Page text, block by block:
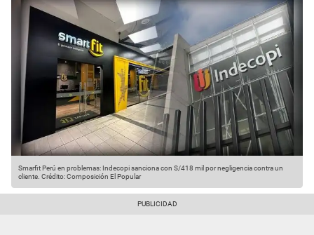
Smarfit Perú en problemas: Indecopi sanciona con S/418 mil por negligencia contra un
cliente. Crédito: Composición El Popular